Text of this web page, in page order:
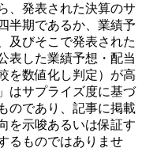
、発表された決算のサ
半期であるか、業績予
及びそこで発表された
表した業績予想・配当
を数値化し判定）が高
はサプライズ度に基づ
のであり、記事に掲載
を示唆あるいは保証す
るものではありませ